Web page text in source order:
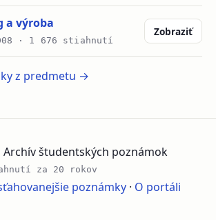
a výroba
· 1 676 stiahnutí
Zobraziť
z predmetu →
Archív študentských poznámok
za 20 rokov
poznámky · O portáli